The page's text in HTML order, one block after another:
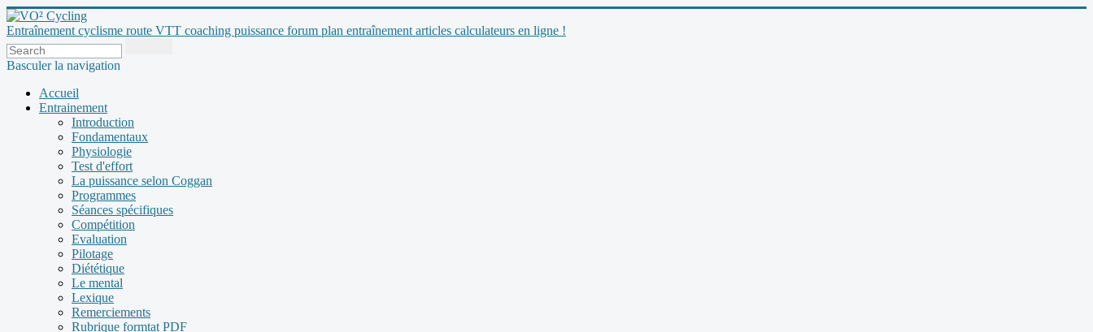
Entraînement cyclisme route VTT coaching puissance forum plan entraînement articles calculateurs en ligne !
Basculer la navigation
Accueil
Entrainement
Introduction
Fondamentaux
Physiologie
Test d'effort
La puissance selon Coggan
Programmes
Séances spécifiques
Compétition
Evaluation
Pilotage
Diététique
Le mental
Lexique
Remerciements
Rubrique formtat PDF